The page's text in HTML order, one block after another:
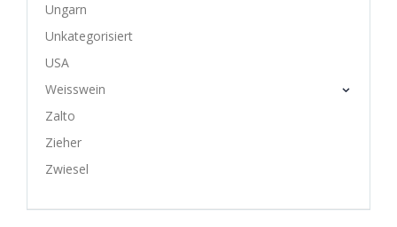
Ungarn
Unkategorisiert
USA
Weisswein
Zalto
Zieher
Zwiesel